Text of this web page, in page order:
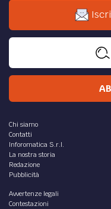
Può l’Intelligenza
penetrare i misteri che
nuragica? Una
Blockchain e
professionisti IT
l'attenzione di
suo potenziale
diLa Redazione
IT / ERP nel Cloud: